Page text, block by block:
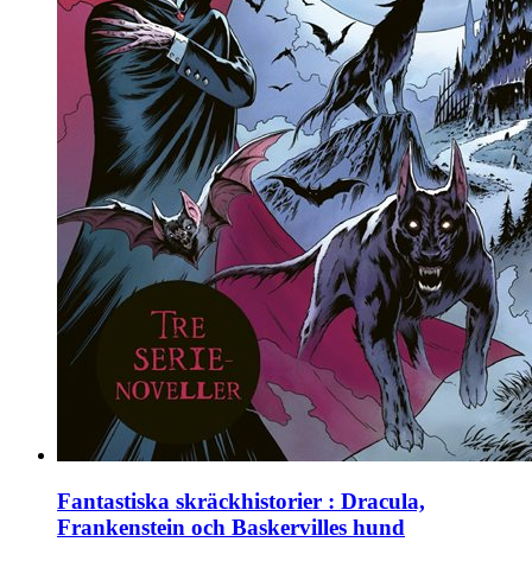
Fantastiska skräckhistorier : Dracula,
Frankenstein och Baskervilles hund